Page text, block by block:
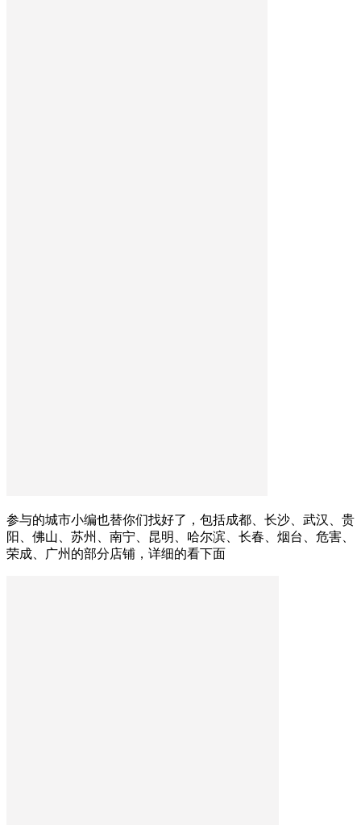
参与的城市小编也替你们找好了，包括成都、长沙、武汉、贵
阳、佛山、苏州、南宁、昆明、哈尔滨、长春、烟台、危害、
荣成、广州的部分店铺，详细的看下面